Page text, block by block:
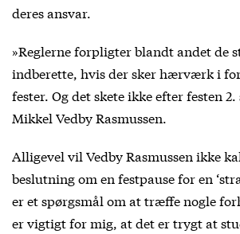
deres ansvar.
»Reglerne forpligter blandt andet de
indberette, hvis der sker hærværk i
fester. Og det skete ikke efter festen
Mikkel Vedby Rasmussen.
Alligevel vil Vedby Rasmussen ikke
beslutning om en festpause for en
er et spørgsmål om at træffe nogle
er vigtigt for mig, at det er trygt at